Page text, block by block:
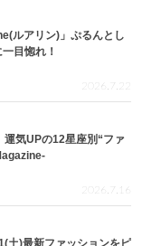
ルアリン)」ぷるんとし
目惚れ！
2026.7.22
運気UPの12星座別“ファ
2026.7.16
土)最新ファッションをピ